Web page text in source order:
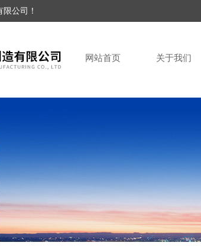
公司！
网站首页 关于我们